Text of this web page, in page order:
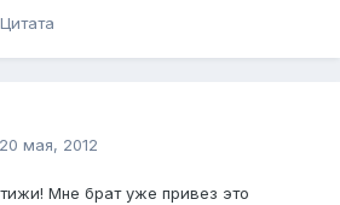
Цитата
20 мая, 2012
Мне брат уже привез это